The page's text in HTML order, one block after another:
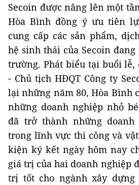
Secoin được nâng lên một
Hòa Bình đồng ý ưu tiên
cung cấp các sản phẩm,
hệ sinh thái của Secoin
trường. Phát biểu tại buổi
- Chủ tịch HĐQT Công ty
lại những năm 80, Hòa Bình
những doanh nghiệp nhỏ
đã trở thành những doanh
trong lĩnh vực thi công và
kiện ký kết ngày hôm nay
giá trị của hai doanh nghiệp
trị tốt cho ngành xây